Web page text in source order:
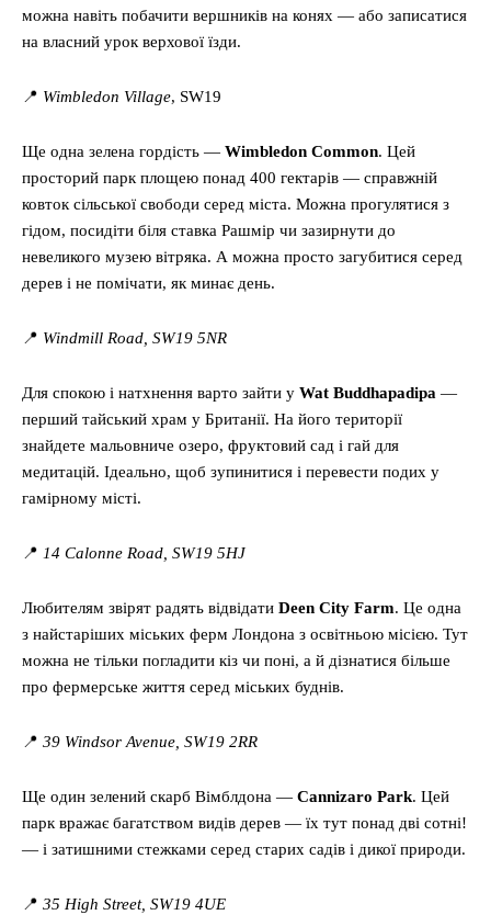
можна навіть побачити вершників на конях — або записатися
на власний урок верхової їзди.
📍 Wimbledon Village, SW19
Ще одна зелена гордість — Wimbledon Common. Цей
просторий парк площею понад 400 гектарів — справжній
ковток сільської свободи серед міста. Можна прогулятися з
гідом, посидіти біля ставка Рашмір чи зазирнути до
невеликого музею вітряка. А можна просто загубитися серед
дерев і не помічати, як минає день.
📍 Windmill Road, SW19 5NR
Для спокою і натхнення варто зайти у Wat Buddhapadipa —
перший тайський храм у Британії. На його території
знайдете мальовниче озеро, фруктовий сад і гай для
медитацій. Ідеально, щоб зупинитися і перевести подих у
гамірному місті.
📍 14 Calonne Road, SW19 5HJ
Любителям звірят радять відвідати Deen City Farm. Це одна
з найстаріших міських ферм Лондона з освітньою місією. Тут
можна не тільки погладити кіз чи поні, а й дізнатися більше
про фермерське життя серед міських буднів.
📍 39 Windsor Avenue, SW19 2RR
Ще один зелений скарб Вімблдона — Cannizaro Park. Цей
парк вражає багатством видів дерев — їх тут понад дві сотні!
— і затишними стежками серед старих садів і дикої природи.
📍 35 High Street, SW19 4UE